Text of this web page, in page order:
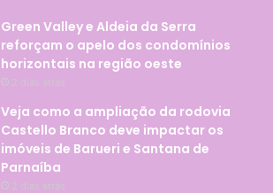
Green Valley e Aldeia da Serra
reforçam o apelo dos condomínios
horizontais na região oeste
2 dias atrás
Veja como a ampliação da rodovia
Castello Branco deve impactar os
imóveis de Barueri e Santana de
Parnaíba
2 dias atrás